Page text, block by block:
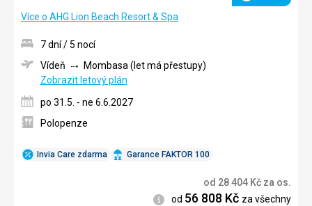
Více o AHG Lion Beach Resort & Spa
Invia Care zdarma Garance FAKTOR 100
7 dní / 5 nocí
Vídeň
Mombasa (let má přestupy)
Zobrazit letový plán
po 31.5. - ne 6.6.2027
Polopenze
od 28 404 Kč za os.
Informace
od 56 808 Kč za všechny